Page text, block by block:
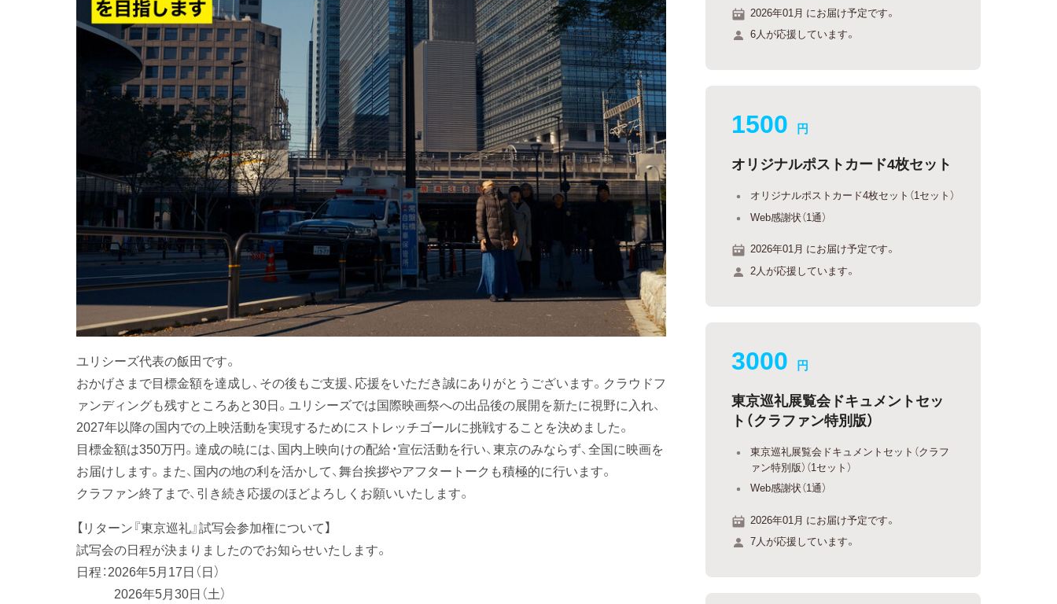
ユリシーズ代表の飯田です。
おかげさまで目標金額を達成し、その後もご支援、応援をいただき誠にありがとうございます。クラウドフ
ァンディングも残すところあと30日。ユリシーズでは国際映画祭への出品後の展開を新たに視野に入れ、
2027年以降の国内での上映活動を実現するためにストレッチゴールに挑戦することを決めました。
目標金額は350万円。達成の暁には、国内上映向けの配給・宣伝活動を行い、東京のみならず、全国に映画を
お届けします。また、国内の地の利を活かして、舞台挨拶やアフタートークも積極的に行います。
クラファン終了まで、引き続き応援のほどよろしくお願いいたします。
【リターン『東京巡礼』試写会参加権について】
試写会の日程が決まりましたのでお知らせいたします。
日程：2026年5月17日（日）
2026年5月30日（土）
2026年01月 にお届け予定です。
6人が応援しています。
1500 円
オリジナルポストカード4枚セット
オリジナルポストカード4枚セット（1セット）
Web感謝状（1通）
2026年01月 にお届け予定です。
2人が応援しています。
3000 円
東京巡礼展覧会ドキュメントセッ
ト（クラファン特別版）
東京巡礼展覧会ドキュメントセット（クラフ
ァン特別版）（1セット）
Web感謝状（1通）
2026年01月 にお届け予定です。
7人が応援しています。